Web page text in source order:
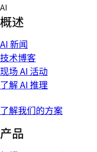
Skip
to
content
AI
概述
AI 新闻
技术博客
现场 AI 活动
了解 AI 推理
了解我们的方案
产品